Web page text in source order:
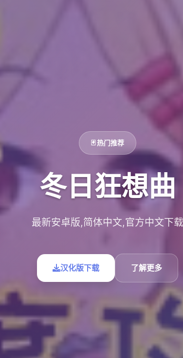
🃏 热门推荐
冬日狂想曲
最新安卓版,简体中文,官方中文下载
汉化版下载 了解更多